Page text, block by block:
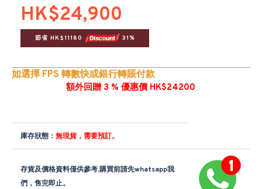
HK$24,900
節省 HK$11180 31%
如選擇 FPS 轉數快或銀行轉賬付款
額外回贈 3 % 優惠價 HK$24200
庫存狀態： 無現貨，需要預訂。
存貨及價格資料僅供參考,購買前請先whatsapp我
們，售完即止。